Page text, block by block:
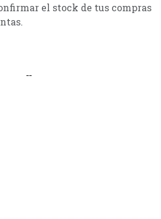
el stock de tus compras
--